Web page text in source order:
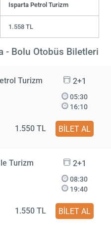
Isparta Petrol Turizm
1.558 TL
- Bolu Otobüs Biletleri
Turizm 2+1
05:30
16:10
1.550 TL BİLET AL
Turizm 2+1
08:30
19:40
1.550 TL BİLET AL